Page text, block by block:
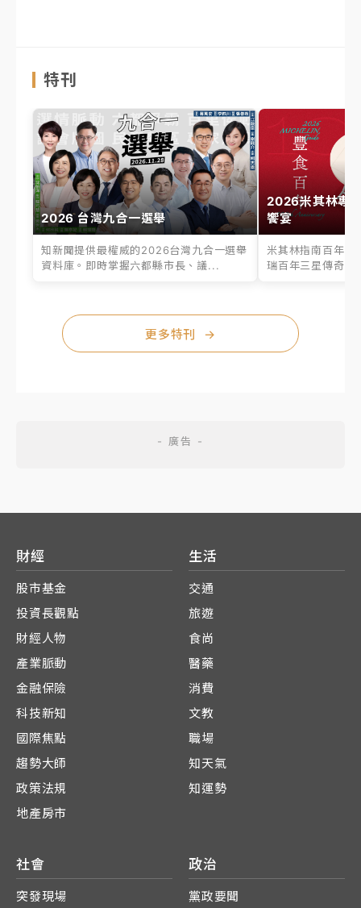
特刊
2026 台灣九合一選舉
知新聞提供最權威的2026台灣九合一選舉
資料庫。即時掌握六都縣市長、議...
2026米其林專
饗宴
米其林指南百年之
瑞百年三星傳奇、
更多特刊 →
財經
股市基金
投資長觀點
財經人物
產業脈動
金融保險
科技新知
國際焦點
趨勢大師
政策法規
地產房市
生活
交通
旅遊
食尚
醫藥
消費
文教
職場
知天氣
知運勢
社會
突發現場
政治
黨政要聞